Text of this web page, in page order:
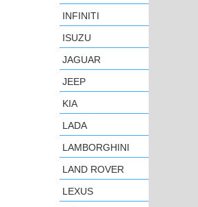
INFINITI
ISUZU
JAGUAR
JEEP
KIA
LADA
LAMBORGHINI
LAND ROVER
LEXUS